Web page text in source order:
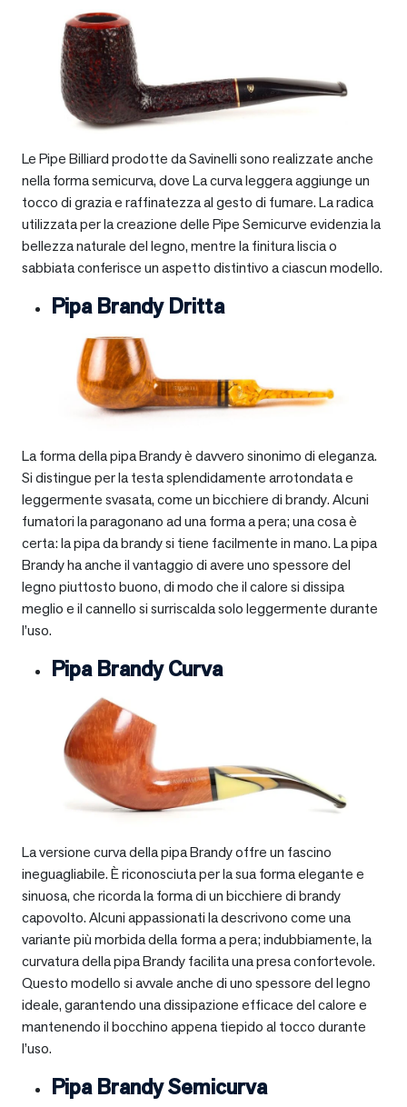
Le Pipe Billiard prodotte da Savinelli sono realizzate anche
nella forma semicurva, dove La curva leggera aggiunge un
tocco di grazia e raffinatezza al gesto di fumare. La radica
utilizzata per la creazione delle Pipe Semicurve evidenzia la
bellezza naturale del legno, mentre la finitura liscia o
sabbiata conferisce un aspetto distintivo a ciascun modello.
Pipa Brandy Dritta
La forma della pipa Brandy è davvero sinonimo di eleganza.
Si distingue per la testa splendidamente arrotondata e
leggermente svasata, come un bicchiere di brandy. Alcuni
fumatori la paragonano ad una forma a pera; una cosa è
certa: la pipa da brandy si tiene facilmente in mano. La pipa
Brandy ha anche il vantaggio di avere uno spessore del
legno piuttosto buono, di modo che il calore si dissipa
meglio e il cannello si surriscalda solo leggermente durante
l’uso.
Pipa Brandy Curva
La versione curva della pipa Brandy offre un fascino
ineguagliabile. È riconosciuta per la sua forma elegante e
sinuosa, che ricorda la forma di un bicchiere di brandy
capovolto. Alcuni appassionati la descrivono come una
variante più morbida della forma a pera; indubbiamente, la
curvatura della pipa Brandy facilita una presa confortevole.
Questo modello si avvale anche di uno spessore del legno
ideale, garantendo una dissipazione efficace del calore e
mantenendo il bocchino appena tiepido al tocco durante
l’uso.
Pipa Brandy Semicurva